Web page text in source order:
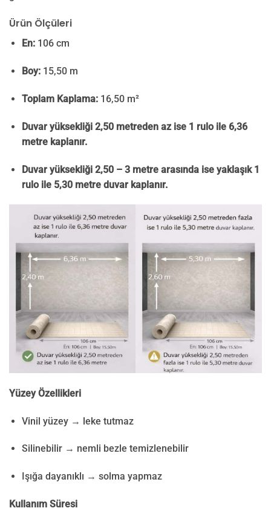
Ürün Ölçüleri
En:106 cm
Boy:15,50 m
Toplam Kaplama:16,50 m²
Duvar yüksekliği 2,50 metreden az ise 1 rulo ile 6,36
metre kaplanır.
Duvar yüksekliği 2,50 – 3 metre arasında ise yaklaşık 1
rulo ile 5,30 metre duvar kaplanır.
Yüzey Özellikleri
Vinil yüzey → leke tutmaz
Silinebilir → nemli bezle temizlenebilir
Işığa dayanıklı → solma yapmaz
Kullanım Süresi